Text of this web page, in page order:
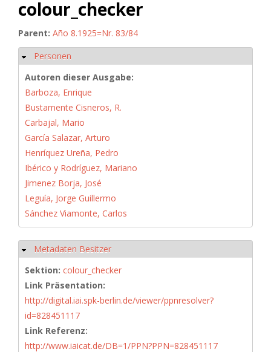
colour_checker
Parent: Año 8.1925=Nr. 83/84
Ausblenden
Personen
Autoren dieser Ausgabe:
Barboza, Enrique
Bustamente Cisneros, R.
Carbajal, Mario
García Salazar, Arturo
Henríquez Ureña, Pedro
Ibérico y Rodríguez, Mariano
Jimenez Borja, José
Leguía, Jorge Guillermo
Sánchez Viamonte, Carlos
Ausblenden
Metadaten Besitzer
Sektion: colour_checker
Link Präsentation:
http://digital.iai.spk-berlin.de/viewer/ppnresolver?
id=828451117
Link Referenz:
http://www.iaicat.de/DB=1/PPN?PPN=828451117